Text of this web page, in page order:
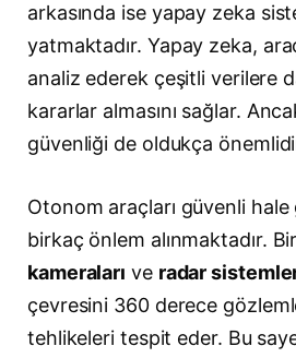
arkasında ise yapay zeka
yatmaktadır. Yapay zeka,
analiz ederek çeşitli verilere
kararlar almasını sağlar.
güvenliği de oldukça
Otonom araçları güvenli
birkaç önlem alınmaktadır.
kameraları ve radar
çevresini 360 derece
tehlikeleri tespit eder. Bu